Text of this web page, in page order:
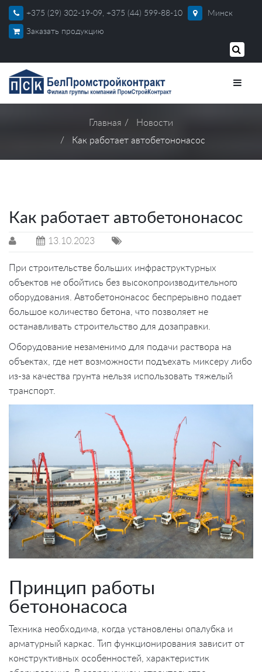
+375 (29) 302-19-09, +375 (44) 599-88-10 Минск
Заказать продукцию
Главная
Новости
Как работает автобетононасос
Как работает автобетононасос
13.10.2023
При строительстве больших инфраструктурных
объектов не обойтись без высокопроизводительного
оборудования. Автобетононасос беспрерывно подает
большое количество бетона, что позволяет не
останавливать строительство для дозаправки.
Оборудование незаменимо для подачи раствора на
объектах, где нет возможности подъехать миксеру либо
из-за качества грунта нельзя использовать тяжелый
транспорт.
Принцип работы
бетононасоса
Техника необходима, когда установлены опалубка и
арматурный каркас. Тип функционирования зависит от
конструктивных особенностей, характеристик